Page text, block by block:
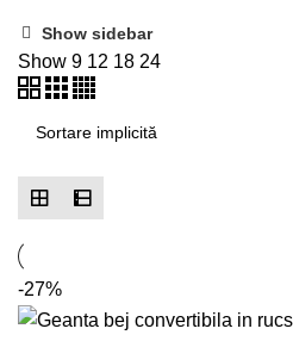
Show sidebar
Show 9 12 18 24
-27%